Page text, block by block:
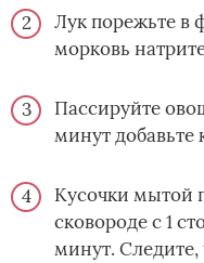
Лук порежьте в
морковь
Пассируйте
минут добавьте
Кусочки мытой
сковороде с 1
минут. Следите,